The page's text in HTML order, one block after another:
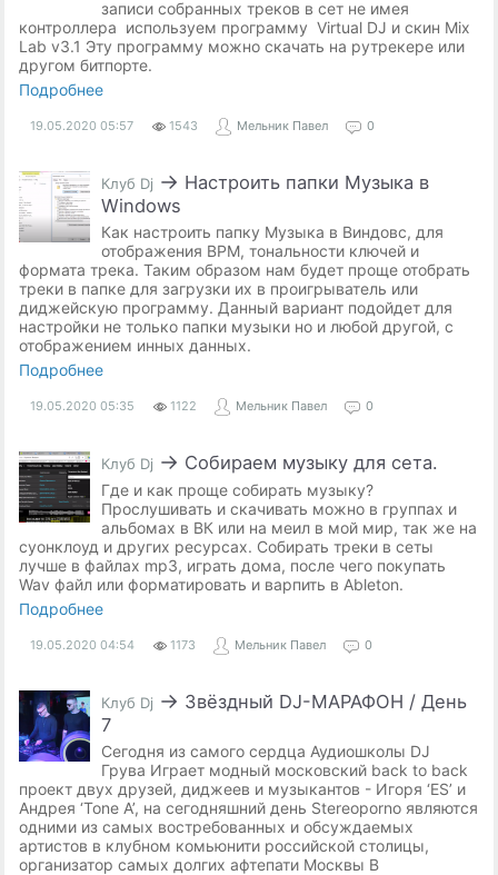
записи собранных треков в сет не имея
контроллера используем программу Virtual DJ и скин Mix
Lab v3.1 Эту программу можно скачать на рутрекере или
другом битпорте.
Подробнее
19.05.2020 05:57 1543 Мельник Павел 0
Клуб Dj → Настроить папки Музыка в
Windows
Как настроить папку Музыка в Виндовс, для
отображения BPM, тональности ключей и
формата трека. Таким образом нам будет проще отобрать
треки в папке для загрузки их в проигрыватель или
диджейскую программу. Данный вариант подойдет для
настройки не только папки музыки но и любой другой, с
отображением инных данных.
Подробнее
19.05.2020 05:35 1122 Мельник Павел 0
Клуб Dj → Собираем музыку для сета.
Где и как проще собирать музыку?
Прослушивать и скачивать можно в группах и
альбомах в ВК или на меил в мой мир, так же на
суонклоуд и других ресурсах. Собирать треки в сеты
лучше в файлах mp3, играть дома, после чего покупать
Wav файл или форматировать и варпить в Ableton.
Подробнее
19.05.2020 04:54 1173 Мельник Павел 0
Клуб Dj → Звёздный DJ-МАРАФОН / День
7
Сегодня из самого сердца Аудиошколы DJ
Грува Играет модный московский back to back
проект двух друзей, диджеев и музыкантов - Игоря ‘ES’ и
Андрея ‘Tone A’, на сегодняшний день Stereoporno являются
одними из самых востребованных и обсуждаемых
артистов в клубном комьюнити российской столицы,
организатор самых долгих афтепати Москвы B